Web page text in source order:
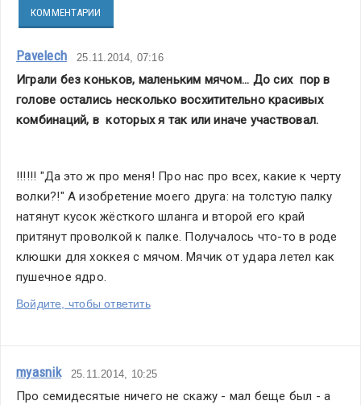
КОММЕНТАРИИ
Pavelech 25.11.2014, 07:16
Играли без коньков, маленьким мячом... До сих  пор в
голове остались несколько восхитительно красивых
комбинаций, в  которых я так или иначе участвовал.
!!!!!! "Да это ж про меня! Про нас про всех, какие к черту
волки?!" А изобретение моего друга: на толстую палку
натянут кусок жёсткого шланга и второй его край
притянут проволкой к палке. Получалось что-то в роде
клюшки для хоккея с мячом. Мячик от удара летел как
пушечное ядро.
Войдите, чтобы ответить
myasnik 25.11.2014, 10:25
Про семидесятые ничего не скажу - мал беще был - а